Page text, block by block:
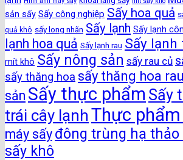
sản sấy Sấy công nghiệp Sấy hoa quả
quả khô sấy long nhãn Sấy lạnh Sấy lạnh
lạnh hoa quả Sấy lạnh rau Sấy
mít khô Sấy nông sản sấy rau củ
sấy thăng hoa sấy thăng hoa
sản Sấy thực phẩm Sấy
trái cây lạnh Thực
máy sấy đông trùng hạ thảo
sấy khô